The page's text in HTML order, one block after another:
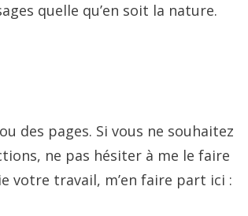
quelle qu’en soit la nature.
des pages. Si vous ne souhaitez
ne pas hésiter à me le faire
votre travail, m’en faire part ici :